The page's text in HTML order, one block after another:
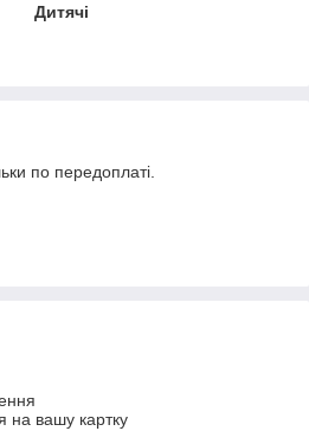
Дитячі
по передоплаті.
на вашу картку